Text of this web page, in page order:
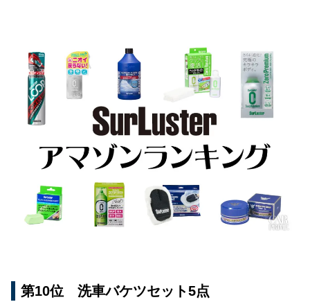
第10位 洗車バケツセット5点